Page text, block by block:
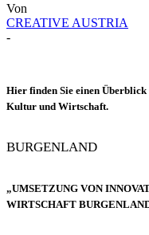
Von
CREATIVE AUSTRIA
-
Hier finden Sie einen
Kultur und Wirtschaft.
BURGENLAND
„UMSETZUNG VON
WIRTSCHAFT